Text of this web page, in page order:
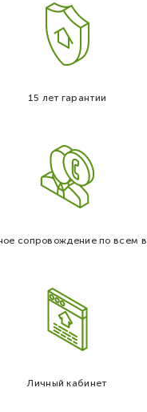
15 лет гарантии
сопровождение по всем
Личный кабинет